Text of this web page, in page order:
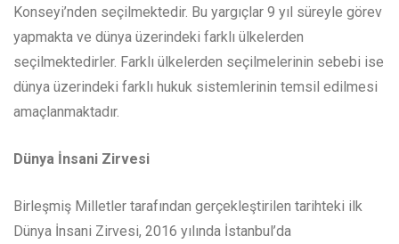
Konseyi’nden seçilmektedir. Bu yargıçlar 9 yıl süreyle görev
yapmakta ve dünya üzerindeki farklı ülkelerden
seçilmektedirler. Farklı ülkelerden seçilmelerinin sebebi ise
dünya üzerindeki farklı hukuk sistemlerinin temsil edilmesi
amaçlanmaktadır.
Dünya İnsani Zirvesi
Birleşmiş Milletler tarafından gerçekleştirilen tarihteki ilk
Dünya İnsani Zirvesi, 2016 yılında İstanbul’da